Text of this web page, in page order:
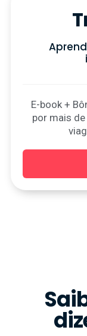
E-book +
por mais